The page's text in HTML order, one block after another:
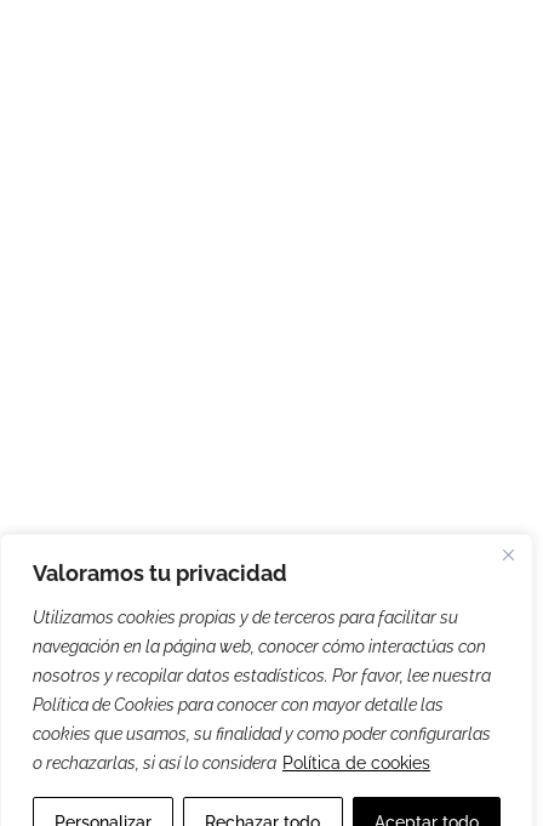
Valoramos tu privacidad
Utilizamos cookies propias y de terceros para facilitar su
navegación en la página web, conocer cómo interactúas con
nosotros y recopilar datos estadísticos. Por favor, lee nuestra
Política de Cookies para conocer con mayor detalle las
cookies que usamos, su finalidad y como poder configurarlas
o rechazarlas, si así lo considera Política de cookies